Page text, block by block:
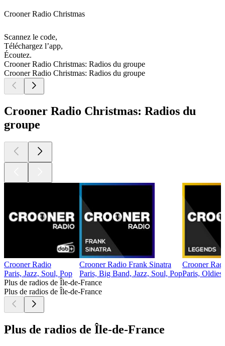
Crooner Radio Christmas
Scannez le code,
Téléchargez l’app,
Écoutez.
Crooner Radio Christmas: Radios du groupe
Crooner Radio Christmas: Radios du groupe
Crooner Radio Christmas: Radios du
groupe
Crooner Radio
Paris, Jazz, Soul, Pop
Crooner Radio Frank Sinatra
Paris, Big Band, Jazz, Soul, Pop
Crooner
Paris,
Plus de radios de Île-de-France
Plus de radios de Île-de-France
Plus de radios de Île-de-France